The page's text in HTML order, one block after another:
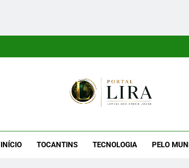
E Uma Boa
INÍCIO TOCANTINS TECNOLOGIA PELO